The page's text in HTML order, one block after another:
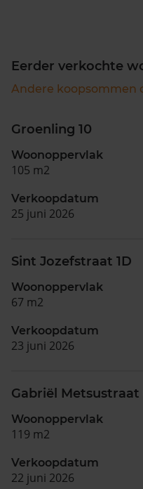
Eerder verkochte
Andere koopsommen
Groenling 10
Woonoppervlak
105 m2
Verkoopdatum
25 juni 2026
Sint Jozefstraat 1D
Woonoppervlak
67 m2
Verkoopdatum
23 juni 2026
Gabriël Metsustraat
Woonoppervlak
119 m2
Verkoopdatum
22 juni 2026